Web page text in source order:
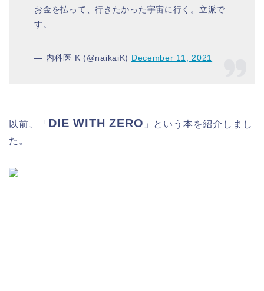
お金を払って、行きたかった宇宙に行く。立派で
す。
— 内科医 K (@naikaiK) December 11, 2021
以前、「 DIE WITH ZERO 」という本を紹介しまし
た。